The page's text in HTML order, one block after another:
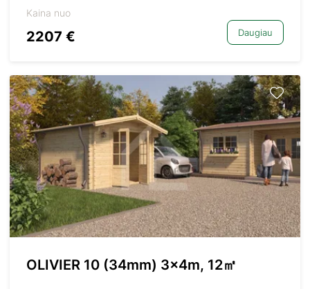
Kaina nuo
2207 € Daugiau
OLIVIER 10 (34mm) 3x4m, 12㎡